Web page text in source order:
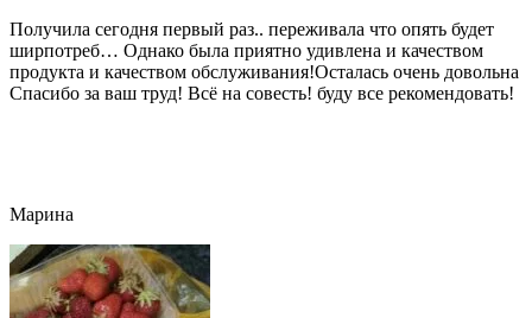
Получила сегодня первый раз.. переживала что опять будет
ширпотреб… Однако была приятно удивлена и качеством
продукта и качеством обслуживания!Осталась очень довольна
Спасибо за ваш труд! Всё на совесть! буду все рекомендовать!
Марина